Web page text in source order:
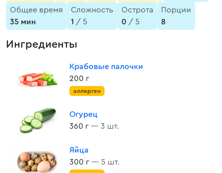
Общее время
35 мин
Сложность
1 / 5
Острота
0 / 5
Порции
8
Ингредиенты
Крабовые палочки
200 г
аллерген
Огурец
360 г — 3 шт.
Яйца
300 г — 5 шт.